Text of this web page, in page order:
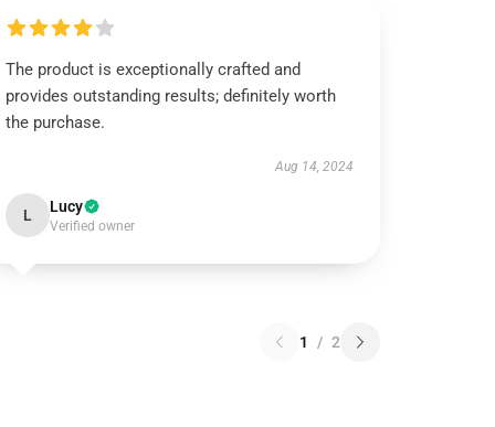
The product is exceptionally crafted and
provides outstanding results; definitely worth
the purchase.
Aug 14, 2024
L Lucy
Verified owner
1 / 2